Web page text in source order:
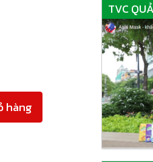
hàng
TVC